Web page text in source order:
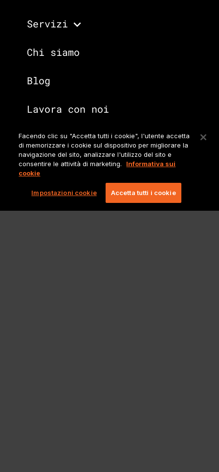
Servizi
Chi siamo
Blog
Lavora con noi
Non solo gaming. Guarda
quanto altro possiamo
offrire.
Sito principale
Lionbridge
Facendo clic su "Accetta tutti i cookie", l'utente accetta
di memorizzare i cookie sul dispositivo per migliorare la
navigazione del sito, analizzare l'utilizzo del sito e
consentire le attività di marketing.
Informativa sui
cookie
Impostazioni cookie Accetta tutti i cookie